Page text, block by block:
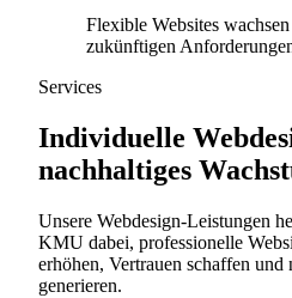
Flexible Websites
zukünftigen
Services
Individuelle
nachhaltiges
Unsere Webdesign-Leistungen
KMU dabei, professionelle
erhöhen, Vertrauen schaffen
generieren.